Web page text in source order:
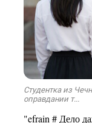
Студентка из
оправдании т...
"efrain # Дело